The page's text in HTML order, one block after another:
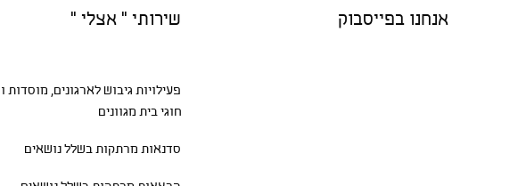
אנחנו בפייסבוק שירותי " אצלי "
פעילויות גיבושלארגונים, מוסדות
חוגי בית מגוונים
סדנאות מרתקות בשלל נושאים